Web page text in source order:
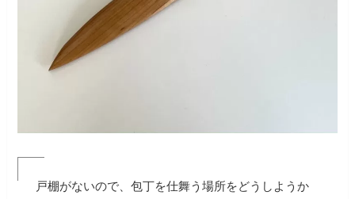
戸棚がないので、包丁を仕舞う場所をどうしようか